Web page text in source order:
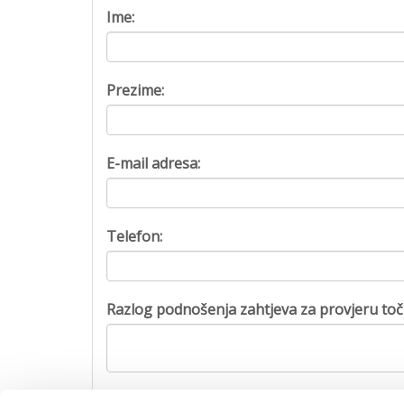
Ime:
Prezime:
E-mail adresa:
Telefon:
Razlog podnošenja zahtjeva za provjeru